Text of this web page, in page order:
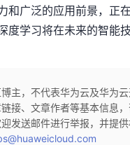
和广泛的应用前景，正
学习将在未来的智能
主，不代表华为云及华为
接、文章作者等基本信息
发送邮件进行举报，并提